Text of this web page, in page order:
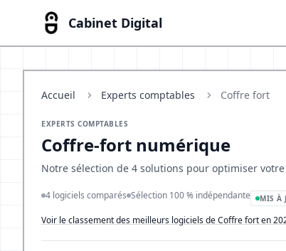
Cabinet Digital
Accueil Experts comptables Coffre fort
EXPERTS COMPTABLES
Coffre-fort numérique
Notre sélection de 4 solutions pour optimiser
4 logiciels comparés Sélection 100 % indépendante MIS À
Voir le classement des meilleurs logiciels de Coffre fort en